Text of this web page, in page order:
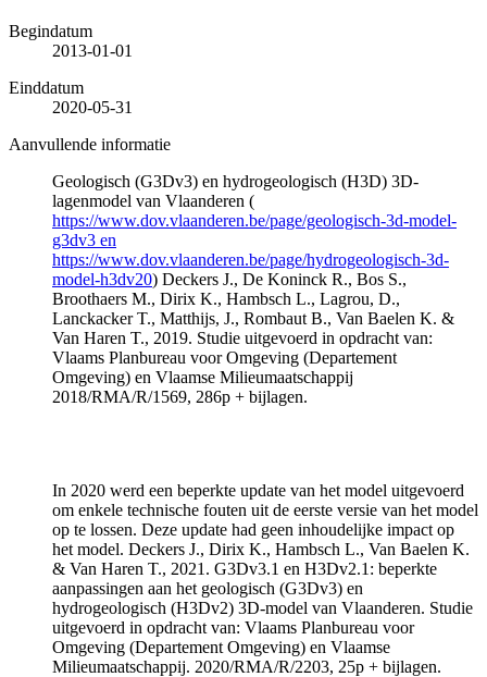
Begindatum
2013-01-01
Einddatum
2020-05-31
Aanvullende informatie
Geologisch (G3Dv3) en hydrogeologisch (H3D) 3D-
lagenmodel van Vlaanderen (
https://www.dov.vlaanderen.be/page/geologisch-3d-model-
g3dv3 en
https://www.dov.vlaanderen.be/page/hydrogeologisch-3d-
model-h3dv20) Deckers J., De Koninck R., Bos S.,
Broothaers M., Dirix K., Hambsch L., Lagrou, D.,
Lanckacker T., Matthijs, J., Rombaut B., Van Baelen K. &
Van Haren T., 2019. Studie uitgevoerd in opdracht van:
Vlaams Planbureau voor Omgeving (Departement
Omgeving) en Vlaamse Milieumaatschappij
2018/RMA/R/1569, 286p + bijlagen.
In 2020 werd een beperkte update van het model uitgevoerd
om enkele technische fouten uit de eerste versie van het model
op te lossen. Deze update had geen inhoudelijke impact op
het model. Deckers J., Dirix K., Hambsch L., Van Baelen K.
& Van Haren T., 2021. G3Dv3.1 en H3Dv2.1: beperkte
aanpassingen aan het geologisch (G3Dv3) en
hydrogeologisch (H3Dv2) 3D-model van Vlaanderen. Studie
uitgevoerd in opdracht van: Vlaams Planbureau voor
Omgeving (Departement Omgeving) en Vlaamse
Milieumaatschappij. 2020/RMA/R/2203, 25p + bijlagen.